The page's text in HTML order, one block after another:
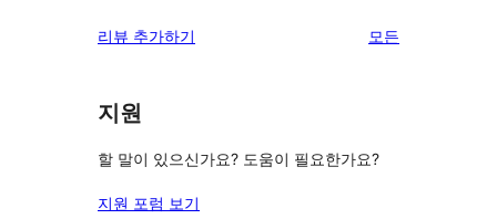
기
후
점
기
리뷰 추가하기 모든
지원
할 말이 있으신가요? 도움이 필요한가요?
지원 포럼 보기